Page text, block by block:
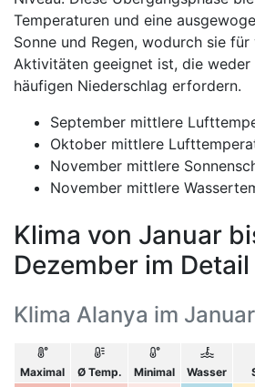
Temperaturen und eine
Sonne und Regen, wodurch sie
Aktivitäten geeignet ist, die
häufigen Niederschlag erfordern.
September mittlere
Oktober mittlere
November mittlere
November mittlere
Klima von Januar
Dezember im Detail
Klima Alanya im Januar
Maximal Ø Temp. Minimal Wasser